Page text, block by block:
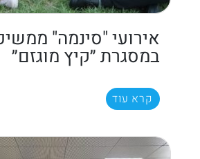
אירועי "סינמה"
במסגרת ״קיץ מוגזם״
קרא עוד